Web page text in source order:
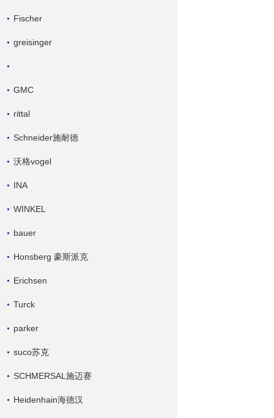
Fischer
greisinger
GMC
rittal
Schneider施耐德
沃格vogel
INA
WINKEL
bauer
Honsberg 豪斯派克
Erichsen
Turck
parker
suco苏克
SCHMERSAL施迈赛
Heidenhain海德汉